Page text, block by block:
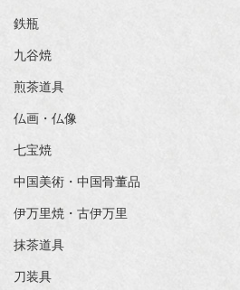
鉄瓶
九谷焼
煎茶道具
仏画・仏像
七宝焼
中国美術・中国骨董品
伊万里焼・古伊万里
抹茶道具
刀装具